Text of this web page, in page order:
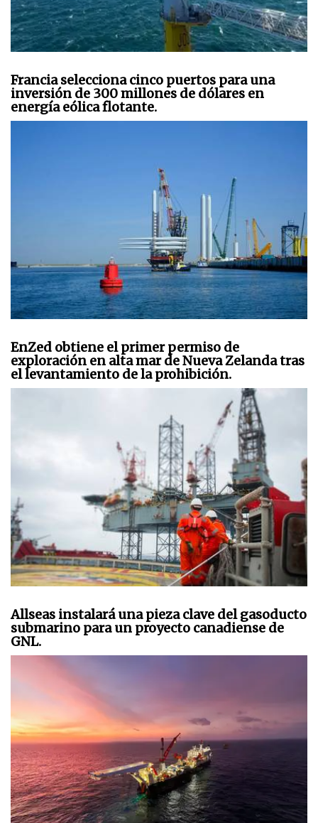
Francia selecciona cinco puertos para una
inversión de 300 millones de dólares en
energía eólica flotante.
EnZed obtiene el primer permiso de
exploración en alta mar de Nueva Zelanda tras
el levantamiento de la prohibición.
Allseas instalará una pieza clave del gasoducto
submarino para un proyecto canadiense de
GNL.